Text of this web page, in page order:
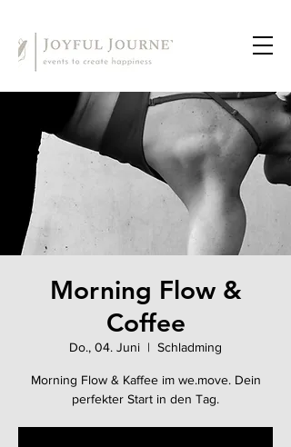
Morning Flow &
Coffee
Do., 04. Juni
  |
Schladming
Morning Flow & Kaffee im we.move. Dein
perfekter Start in den Tag.